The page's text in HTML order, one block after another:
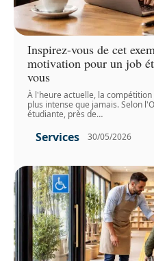
Inspirez-vous de cet
motivation pour un job
vous
À l'heure actuelle, la
plus intense que jamais. Selon
étudiante, près de…
Services 30/05/2026